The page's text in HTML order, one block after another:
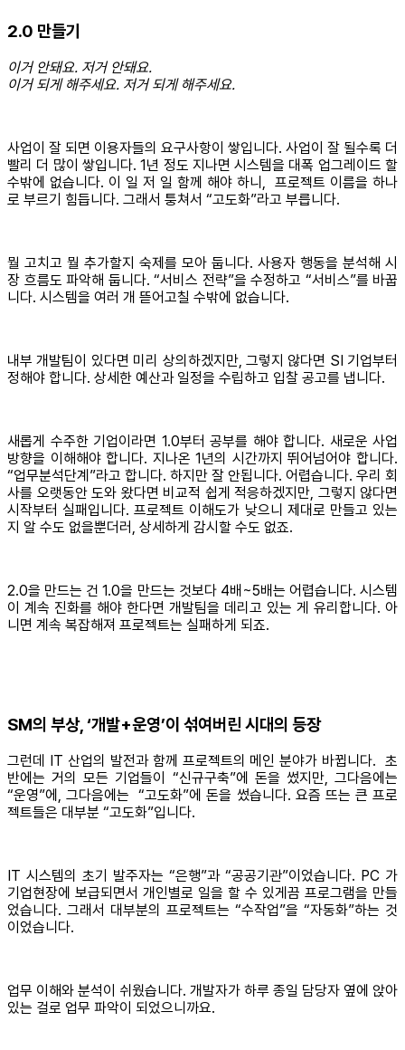
2.0 만들기
이거 안돼요. 저거 안돼요.
이거 되게 해주세요. 저거 되게 해주세요.
사업이 잘 되면 이용자들의 요구사항이 쌓입니다. 사업이 잘 될수록 더
빨리 더 많이 쌓입니다. 1년 정도 지나면 시스템을 대폭 업그레이드 할
수밖에 없습니다. 이 일 저 일 함께 해야 하니, 프로젝트 이름을 하나
로 부르기 힘듭니다. 그래서 퉁쳐서 “고도화”라고 부릅니다.
뭘 고치고 뭘 추가할지 숙제를 모아 둡니다. 사용자 행동을 분석해 시
장 흐름도 파악해 둡니다. “서비스 전략”을 수정하고 “서비스”를 바꿉
니다. 시스템을 여러 개 뜯어고칠 수밖에 없습니다.
내부 개발팀이 있다면 미리 상의하겠지만, 그렇지 않다면 SI 기업부터
정해야 합니다. 상세한 예산과 일정을 수립하고 입찰 공고를 냅니다.
새롭게 수주한 기업이라면 1.0부터 공부를 해야 합니다. 새로운 사업
방향을 이해해야 합니다. 지나온 1년의 시간까지 뛰어넘어야 합니다.
“업무분석단계”라고 합니다. 하지만 잘 안됩니다. 어렵습니다. 우리 회
사를 오랫동안 도와 왔다면 비교적 쉽게 적응하겠지만, 그렇지 않다면
시작부터 실패입니다. 프로젝트 이해도가 낮으니 제대로 만들고 있는
지 알 수도 없을뿐더러, 상세하게 감시할 수도 없죠.
2.0을 만드는 건 1.0을 만드는 것보다 4배~5배는 어렵습니다. 시스템
이 계속 진화를 해야 한다면 개발팀을 데리고 있는 게 유리합니다. 아
니면 계속 복잡해져 프로젝트는 실패하게 되죠.
SM의 부상, ‘개발+운영’이 섞여버린 시대의 등장
그런데 IT 산업의 발전과 함께 프로젝트의 메인 분야가 바뀝니다. 초
반에는 거의 모든 기업들이 “신규구축”에 돈을 썼지만, 그다음에는
“운영”에, 그다음에는 “고도화”에 돈을 썼습니다. 요즘 뜨는 큰 프로
젝트들은 대부분 “고도화”입니다.
IT 시스템의 초기 발주자는 “은행”과 “공공기관”이었습니다. PC 가
기업현장에 보급되면서 개인별로 일을 할 수 있게끔 프로그램을 만들
었습니다. 그래서 대부분의 프로젝트는 “수작업”을 “자동화”하는 것
이었습니다.
업무 이해와 분석이 쉬웠습니다. 개발자가 하루 종일 담당자 옆에 앉아
있는 걸로 업무 파악이 되었으니까요.